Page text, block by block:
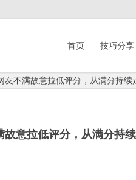
首页 技巧分享
友不满故意拉低评分，从满分持续
意拉低评分，从满分持